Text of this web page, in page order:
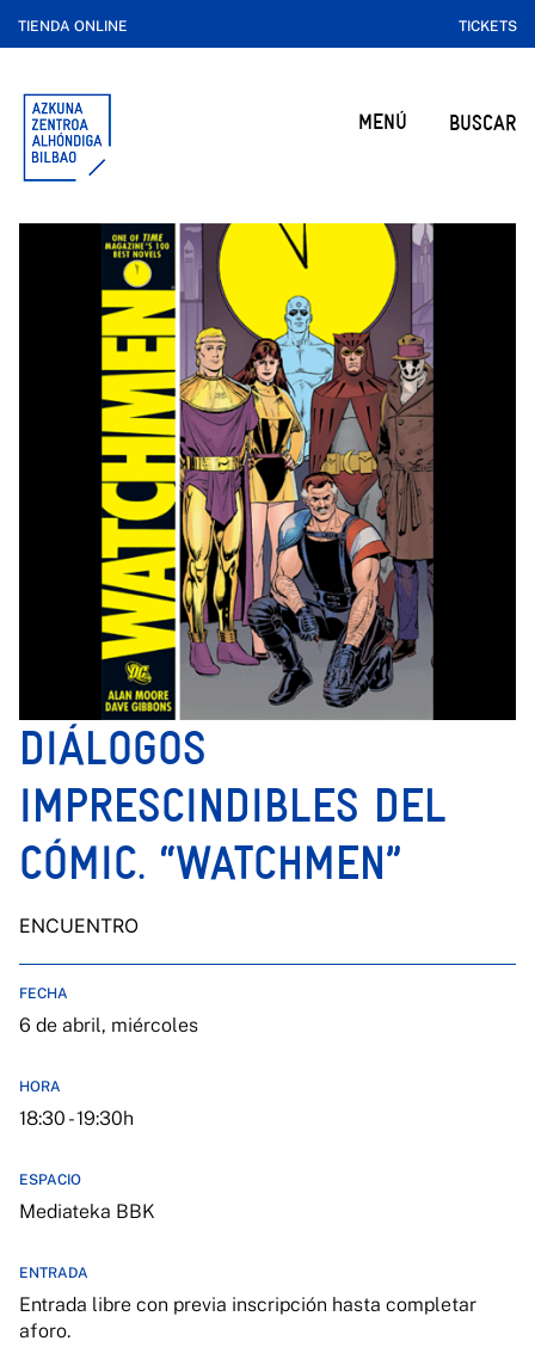
TIENDA ONLINE TICKETS
MENÚ BUSCAR
DIÁLOGOS
IMPRESCINDIBLES DEL
CÓMIC. “WATCHMEN”
ENCUENTRO
FECHA
6 de abril, miércoles
HORA
18:30 - 19:30h
ESPACIO
Mediateka BBK
ENTRADA
Entrada libre con previa inscripción hasta completar
aforo.